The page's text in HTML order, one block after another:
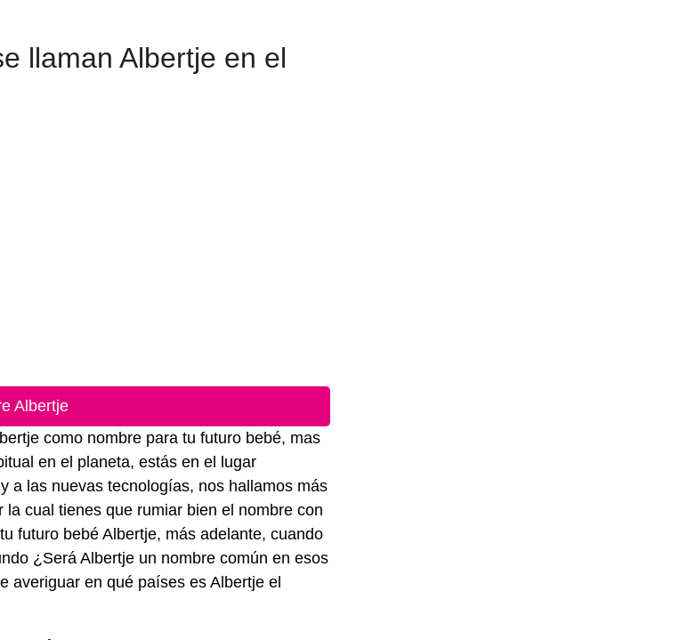
llaman Albertje en el
Albertje
como nombre para tu futuro bebé, mas
en el planeta, estás en el lugar
a las nuevas tecnologías, nos hallamos más
cual tienes que rumiar bien el nombre con
futuro bebé Albertje, más adelante, cuando
¿Será Albertje un nombre común en esos
averiguar en qué países es Albertje el